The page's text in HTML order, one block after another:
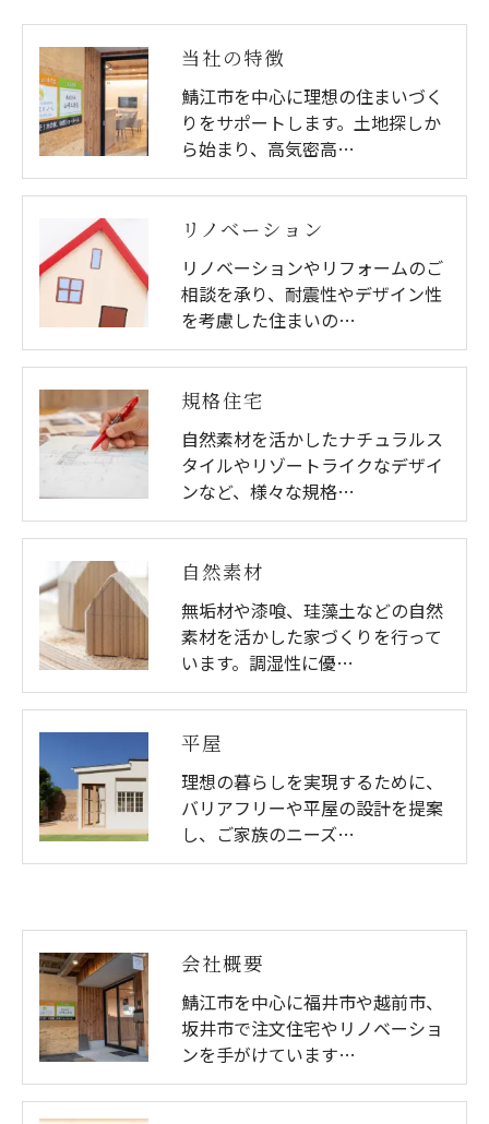
当社の特徴
鯖江市を中心に理想の住まいづく
りをサポートします。土地探しか
ら始まり、高気密高…
リノベーション
リノベーションやリフォームのご
相談を承り、耐震性やデザイン性
を考慮した住まいの…
規格住宅
自然素材を活かしたナチュラルス
タイルやリゾートライクなデザイ
ンなど、様々な規格…
自然素材
無垢材や漆喰、珪藻土などの自然
素材を活かした家づくりを行って
います。調湿性に優…
平屋
理想の暮らしを実現するために、
バリアフリーや平屋の設計を提案
し、ご家族のニーズ…
会社概要
鯖江市を中心に福井市や越前市、
坂井市で注文住宅やリノベーショ
ンを手がけています…